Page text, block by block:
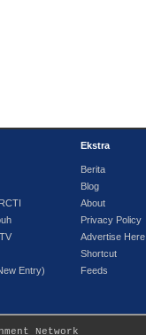
Entry)
Ekstra
Berita
Blog
About
Privacy Policy
Advertise Here
Shortcut
Feeds
Network